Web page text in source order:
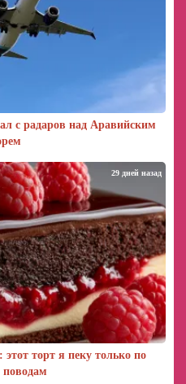
с радаров над Аравийским
торт я пеку только по
29 дней назад